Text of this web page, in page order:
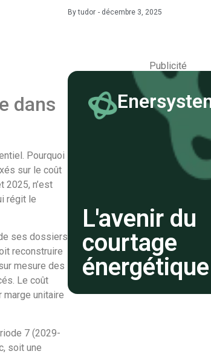
dans
Pourquoi
sur le coût
2025, n’est
régit le
ses dossiers
reconstruire
mesure des
Le coût
unitaire
7 (2029-
soit une
Bytudor - décembre 3, 2025
Publicité
L'avenir du
courtage
énergétique